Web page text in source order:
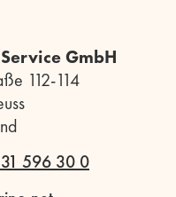
GmbH
112-114
596 30 0